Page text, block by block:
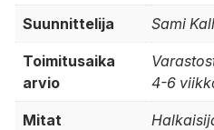
Suunnittelija Sami
Toimitusaika
arvio
4-6
Mitat